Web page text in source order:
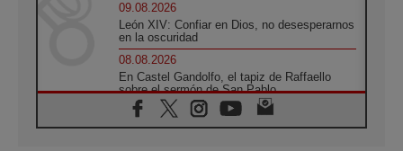
09.08.2026
León XIV: Confiar en Dios, no desesperarnos
en la oscuridad
08.08.2026
En Castel Gandolfo, el tapiz de Raffaello
sobre el sermón de San Pablo
08.08.2026
En Colombia, «la paz no se compra con una